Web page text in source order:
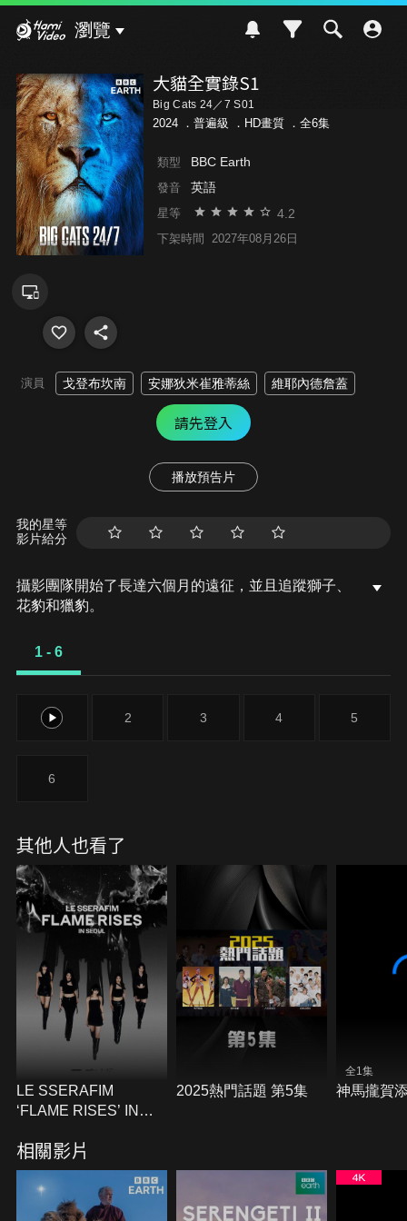
瀏覽
大貓全實錄S1
Big Cats 24／7 S01
2024 ． 普遍級 ．HD畫質 ．全6集
類型 BBC Earth
發音 英語
星等 4.2
下架時間 2027年08月26日
演員 戈登布坎南 安娜狄米崔雅蒂絲 維耶內德詹蓋
請先登入
播放預告片
我的星等
影片給分
攝影團隊開始了長達六個月的遠征，並且追蹤獅子、
花豹和獵豹。
1 - 6
1 2 3 4 5
6
其他人也看了
LE SSERAFIM
‘FLAME RISES’ IN
2025熱門話題 第5集
全1集
神馬攏賀
相關影片